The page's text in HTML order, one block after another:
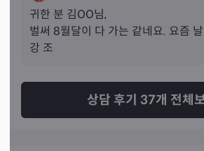
귀한 분 김OO님,
벌써 8월달이 다 가는 같네요. 요즘
강 조
상담 후기 37개 전체